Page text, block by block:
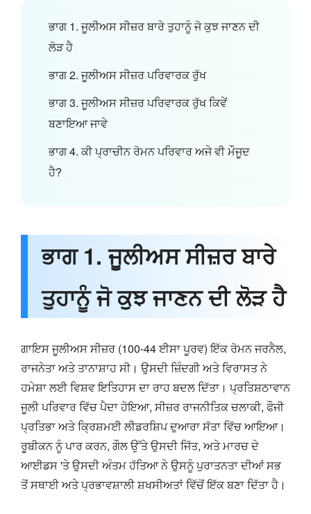
ਭਾਗ 1. ਜੂਲੀਅਸ ਸੀਜ਼ਰ ਬਾਰੇ ਤੁਹਾਨੂੰ ਜੋ ਕੁਝ ਜਾਣਨ ਦੀ
ਲੋੜ ਹੈ
ਭਾਗ 2. ਜੂਲੀਅਸ ਸੀਜ਼ਰ ਪਰਿਵਾਰਕ ਰੁੱਖ
ਭਾਗ 3. ਜੂਲੀਅਸ ਸੀਜ਼ਰ ਪਰਿਵਾਰਕ ਰੁੱਖ ਕਿਵੇਂ
ਬਣਾਇਆ ਜਾਵੇ
ਭਾਗ 4. ਕੀ ਪ੍ਰਾਚੀਨ ਰੋਮਨ ਪਰਿਵਾਰ ਅਜੇ ਵੀ ਮੌਜੂਦ
ਹੈ?
ਭਾਗ 1. ਜੂਲੀਅਸ ਸੀਜ਼ਰ ਬਾਰੇ
ਤੁਹਾਨੂੰ ਜੋ ਕੁਝ ਜਾਣਨ ਦੀ ਲੋੜ ਹੈ
ਗਾਇਸ ਜੂਲੀਅਸ ਸੀਜ਼ਰ (100-44 ਈਸਾ ਪੂਰਵ) ਇੱਕ ਰੋਮਨ ਜਰਨੈਲ,
ਰਾਜਨੇਤਾ ਅਤੇ ਤਾਨਾਸ਼ਾਹ ਸੀ। ਉਸਦੀ ਜ਼ਿੰਦਗੀ ਅਤੇ ਵਿਰਾਸਤ ਨੇ
ਹਮੇਸ਼ਾ ਲਈ ਵਿਸ਼ਵ ਇਤਿਹਾਸ ਦਾ ਰਾਹ ਬਦਲ ਦਿੱਤਾ। ਪ੍ਰਤਿਸ਼ਠਾਵਾਨ
ਜੂਲੀ ਪਰਿਵਾਰ ਵਿੱਚ ਪੈਦਾ ਹੋਇਆ, ਸੀਜ਼ਰ ਰਾਜਨੀਤਿਕ ਚਲਾਕੀ, ਫੌਜੀ
ਪ੍ਰਤਿਭਾ ਅਤੇ ਕ੍ਰਿਸ਼ਮਈ ਲੀਡਰਸ਼ਿਪ ਦੁਆਰਾ ਸੱਤਾ ਵਿੱਚ ਆਇਆ।
ਰੂਬੀਕਨ ਨੂੰ ਪਾਰ ਕਰਨ, ਗੌਲ ਉੱਤੇ ਉਸਦੀ ਜਿੱਤ, ਅਤੇ ਮਾਰਚ ਦੇ
ਆਈਡਸ 'ਤੇ ਉਸਦੀ ਅੰਤਮ ਹੱਤਿਆ ਨੇ ਉਸਨੂੰ ਪੁਰਾਤਨਤਾ ਦੀਆਂ ਸਭ
ਤੋਂ ਸਥਾਈ ਅਤੇ ਪ੍ਰਭਾਵਸ਼ਾਲੀ ਸ਼ਖਸੀਅਤਾਂ ਵਿੱਚੋਂ ਇੱਕ ਬਣਾ ਦਿੱਤਾ ਹੈ।